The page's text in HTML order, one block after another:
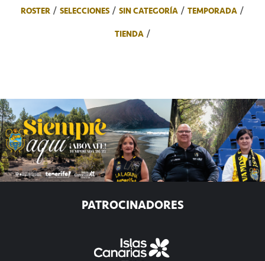
ROSTER
SELECCIONES SIN CATEGORÍA
TEMPORADA
TIENDA
PATROCINADORES